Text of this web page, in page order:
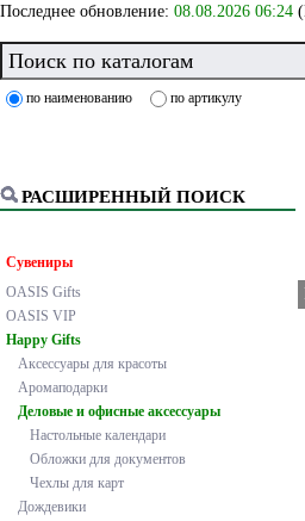
по наименованию по артикулу
РАСШИРЕННЫЙ ПОИСК
Последнее обновление: 08.08.2026 06:24
Сувениры
OASIS Gifts
OASIS VIP
Happy Gifts
Аксессуары для красоты
Аромаподарки
Деловые и офисные аксессуары
Настольные календари
Обложки для документов
Чехлы для карт
Дождевики